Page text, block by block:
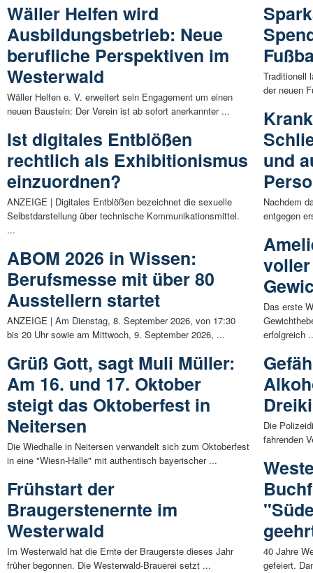
Wäller Helfen wird
Ausbildungsbetrieb: Neue
berufliche Perspektiven im
Westerwald
Wäller Helfen e. V. erweitert sein Engagement um einen
neuen Baustein: Der Verein ist ab sofort anerkannter ...
Ist digitales Entblößen
rechtlich als Exhibitionismus
einzuordnen?
ANZEIGE | Digitales Entblößen bezeichnet die sexuelle
Selbstdarstellung über technische Kommunikationsmittel.
...
ABOM 2026 in Wissen:
Berufsmesse mit über 80
Ausstellern startet
ANZEIGE | Am Dienstag, 8. September 2026, von 17:30
bis 20 Uhr sowie am Mittwoch, 9. September 2026, ...
Grüß Gott, sagt Muli Müller:
Am 16. und 17. Oktober
steigt das Oktoberfest in
Neitersen
Die Wiedhalle in Neitersen verwandelt sich zum Oktoberfest
in eine "Wiesn-Halle" mit authentisch bayerischer ...
Frühstart der
Braugerstenernte im
Westerwald
Im Westerwald hat die Ernte der Braugerste dieses Jahr
früher begonnen. Die Westerwald-Brauerei setzt ...
Traditionell
der neuen
und
Nachdem
entgegen
Das erste
erfolgreich
Die
fahrenden
40 Jahre
gefeiert.